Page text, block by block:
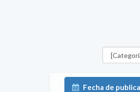
Categorías
Fecha de